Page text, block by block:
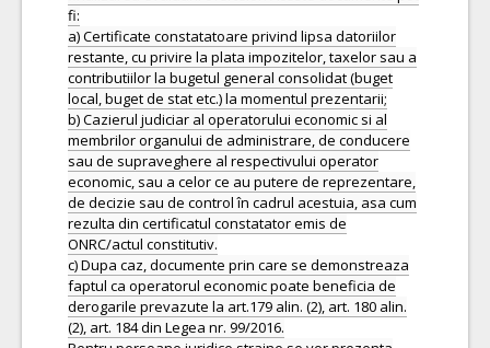
fi:
a) Certificate constatatoare privind lipsa datoriilor
restante, cu privire la plata impozitelor, taxelor sau a
contributiilor la bugetul general consolidat (buget
local, buget de stat etc.) la momentul prezentarii;
b) Cazierul judiciar al operatorului economic si al
membrilor organului de administrare, de conducere
sau de supraveghere al respectivului operator
economic, sau a celor ce au putere de reprezentare,
de decizie sau de control în cadrul acestuia, asa cum
rezulta din certificatul constatator emis de
ONRC/actul constitutiv.
c) Dupa caz, documente prin care se demonstreaza
faptul ca operatorul economic poate beneficia de
derogarile prevazute la art.179 alin. (2), art. 180 alin.
(2), art. 184 din Legea nr. 99/2016.